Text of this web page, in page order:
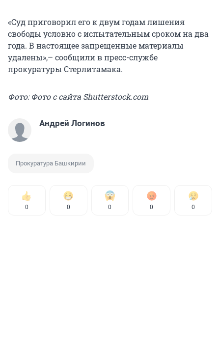
«Суд приговорил его к двум годам лишения
свободы условно с испытательным сроком на два
года. В настоящее запрещенные материалы
удалены»,– сообщили в пресс-службе
прокуратуры Стерлитамака.
Фото: Фото с сайта Shutterstock.com
Андрей Логинов
Прокуратура Башкирии
0 0 0 0 0